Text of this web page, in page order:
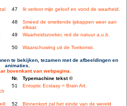
47 Ik verloor mijn geloof en vond de waarheid.
48
Smeed de smeltende ijskappen weer aan
elkaar.
49 Waarheidszoeker, red de natuur a.u.b.
50 Waarschuwing uit de Toekomst.
te bekijken, tezamen met de afbeeldingen en
animaties.
bovenkant van webpagina.
Nr.
Typemachine tekst ©
51 Entoptic Ecstasy = Brain Art.
52
Binnenkort zal het einde van de wereld